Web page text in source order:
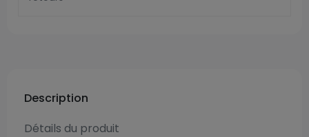
Description
Détails du produit